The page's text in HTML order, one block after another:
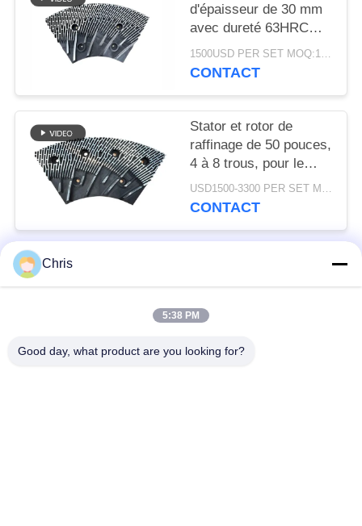
d'épaisseur de 30 mm
avec dureté 63HRC
pour défibrateur de
raffineur MDF/HDF
1500USD PER SET MOQ:1 ensemble
CONTACT
Stator et rotor de
raffinage de 50 pouces,
4 à 8 trous, pour le
raffinage des fibres
MDF et une capacité
USD1500-3300 PER SET MOQ:1 série
CONTACT
Catégories populaires
Chris
5:38 PM
Good day, what product are you looking for?